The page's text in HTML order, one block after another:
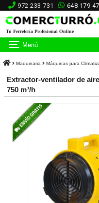
972 233 731 648 179
Tu Ferretería Profesional Online
Menú
Maquinaria Máquinas para
Extractor-ventilador de
750 m³/h